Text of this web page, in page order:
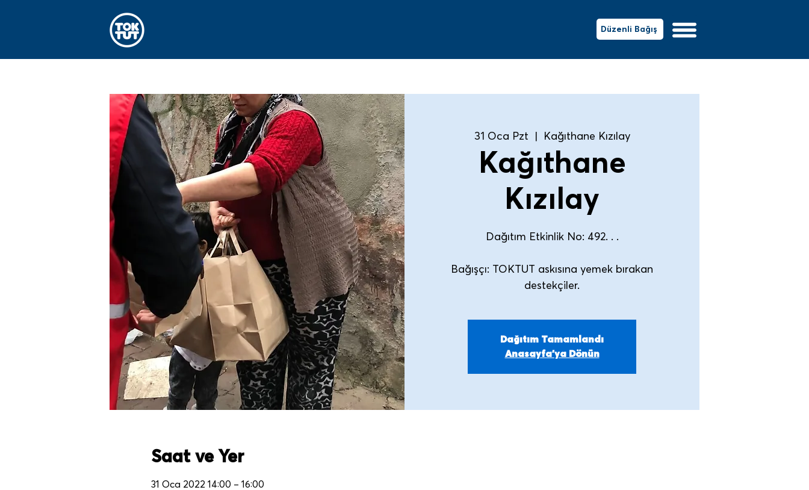
Düzenli Bağış
31 Oca Pzt Kağıthane Kızılay
Kağıthane
Kızılay
Dağıtım Etkinlik No: 492. . .
Bağışçı: TOKTUT askısına yemek bırakan
Dağıtım Tamamlandı
Anasayfa'ya Dönün
Saat ve Yer
31 Oca 2022 14:00 – 16:00